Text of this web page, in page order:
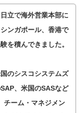
立で海外営業本部に
ンガポール、香港で
を積んできました。
のシスコシステムズ
、米国のSASなど
チーム・マネジメン